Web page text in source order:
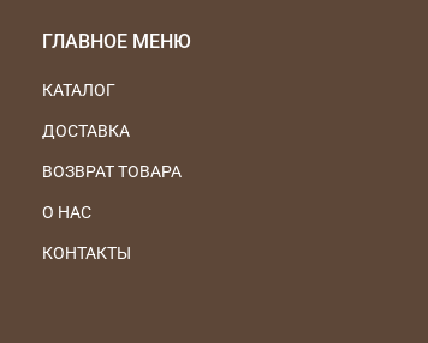
ГЛАВНОЕ МЕНЮ
КАТАЛОГ
ДОСТАВКА
ВОЗВРАТ ТОВАРА
О НАС
КОНТАКТЫ